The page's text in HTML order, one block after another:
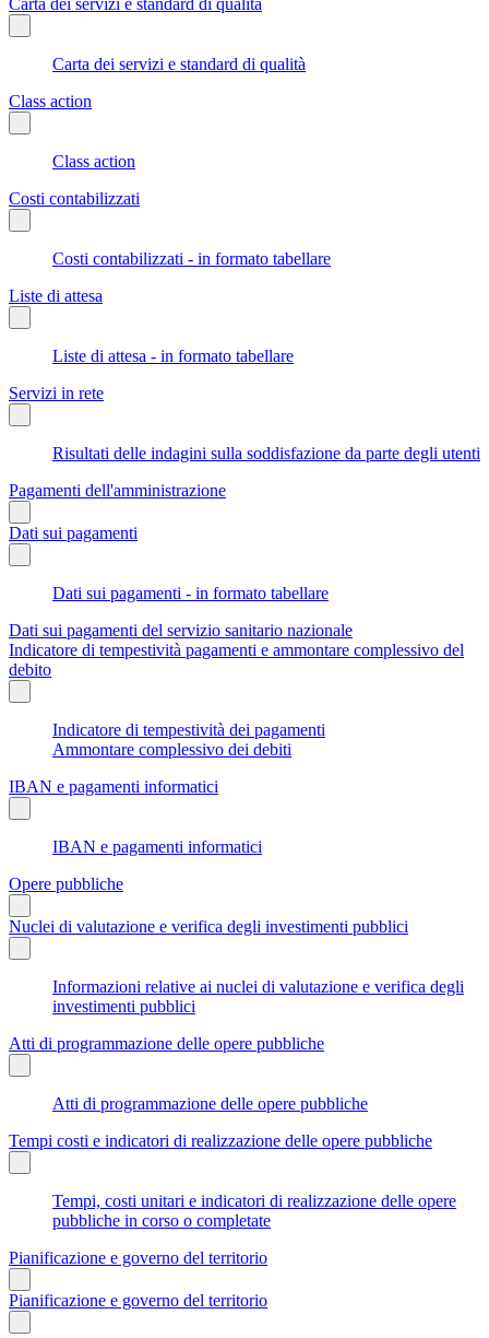
Carta dei servizi e standard di qualità
Class action
Class action
Costi contabilizzati
Costi contabilizzati - in formato tabellare
Liste di attesa
Liste di attesa - in formato tabellare
Servizi in rete
Risultati delle indagini sulla soddisfazione da parte degli utenti
Pagamenti dell'amministrazione
Dati sui pagamenti
Dati sui pagamenti - in formato tabellare
Dati sui pagamenti del servizio sanitario nazionale
Indicatore di tempestività pagamenti e ammontare complessivo del
debito
Indicatore di tempestività dei pagamenti
Ammontare complessivo dei debiti
IBAN e pagamenti informatici
IBAN e pagamenti informatici
Opere pubbliche
Nuclei di valutazione e verifica degli investimenti pubblici
Informazioni relative ai nuclei di valutazione e verifica degli
investimenti pubblici
Atti di programmazione delle opere pubbliche
Atti di programmazione delle opere pubbliche
Tempi costi e indicatori di realizzazione delle opere pubbliche
Tempi, costi unitari e indicatori di realizzazione delle opere
pubbliche in corso o completate
Pianificazione e governo del territorio
Pianificazione e governo del territorio